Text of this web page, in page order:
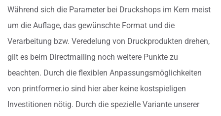
Während sich die Parameter bei Druckshops im Kern meist
um die Auflage, das gewünschte Format und die
Verarbeitung bzw. Veredelung von Druckprodukten drehen,
gilt es beim Directmailing noch weitere Punkte zu
beachten. Durch die flexiblen Anpassungsmöglichkeiten
von printformer.io sind hier aber keine kostspieligen
Investitionen nötig. Durch die spezielle Variante unserer